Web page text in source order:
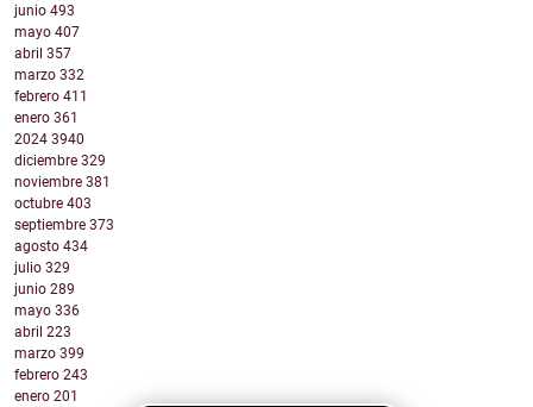
junio 493
mayo 407
abril 357
marzo 332
febrero 411
enero 361
2024 3940
diciembre 329
noviembre 381
octubre 403
septiembre 373
agosto 434
julio 329
junio 289
mayo 336
abril 223
marzo 399
febrero 243
enero 201